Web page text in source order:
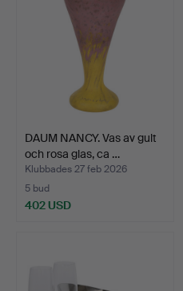
DAUM NANCY. Vas av gult
och rosa glas, ca …
Klubbades 27 feb 2026
5 bud
402 USD